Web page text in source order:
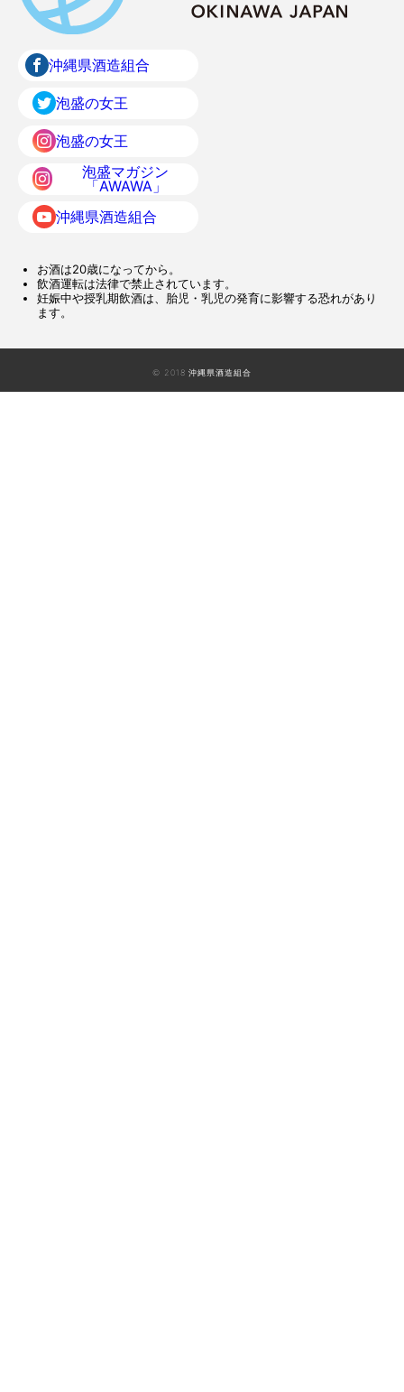
沖縄県酒造組合
泡盛の女王
泡盛の女王
泡盛マガジン
「AWAWA」
沖縄県酒造組合
お酒は20歳になってから。
飲酒運転は法律で禁止されています。
妊娠中や授乳期飲酒は、胎児・乳児の発育に影響する恐れがあり
ます。
© 2018 沖縄県酒造組合